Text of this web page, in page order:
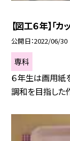
【図工６年】「カ
公開日 2022/06/30
専科
６年生は画用紙
調和を目指した